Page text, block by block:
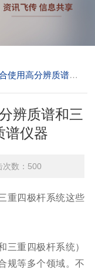
和三重四极杆系统这些质谱仪器
辨质谱和三
谱仪器
数：500
重四极杆系统这些
三重四极杆系统）
规等多个领域。不